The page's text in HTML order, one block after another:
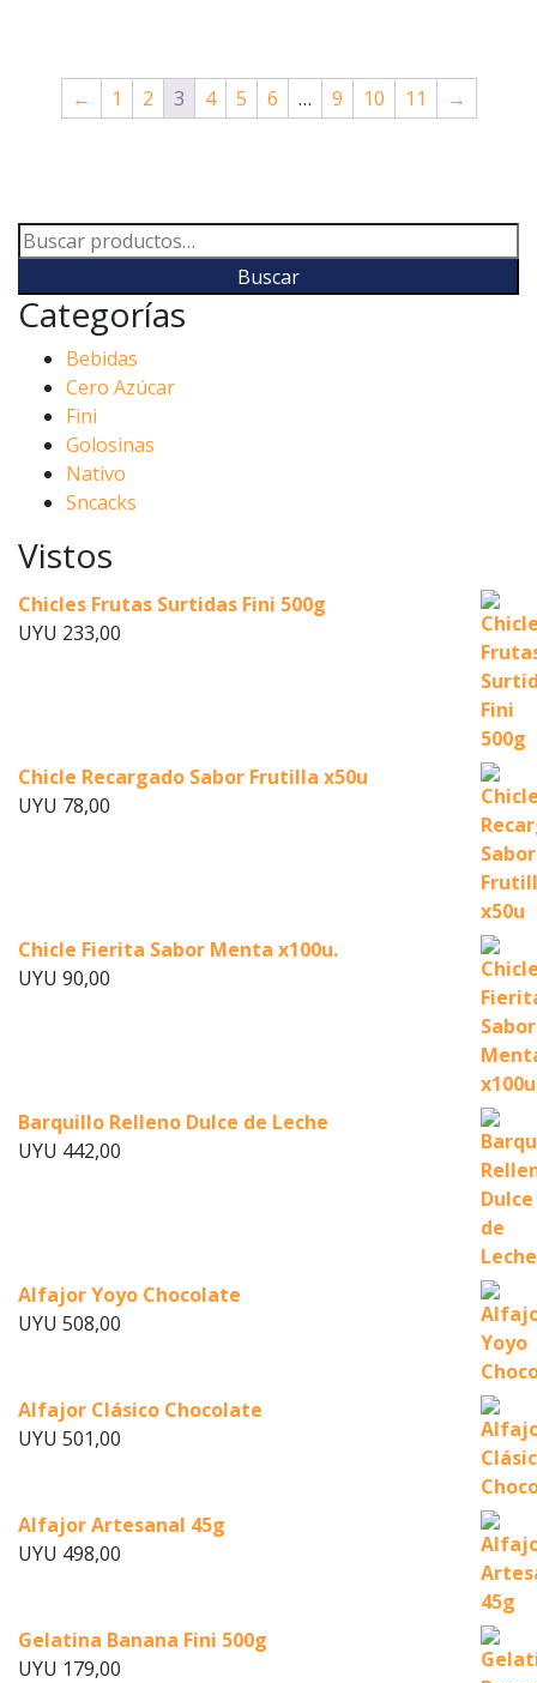
← 1 2 3 4 5 6 … 9 10 11 →
Buscar
por:
Buscar
Categorías
Bebidas
Cero Azúcar
Fini
Golosinas
Nativo
Sncacks
Vistos
Chicles Frutas Surtidas Fini 500g
UYU 233,00
Chicle Recargado Sabor Frutilla x50u
UYU 78,00
Chicle Fierita Sabor Menta x100u.
UYU 90,00
Barquillo Relleno Dulce de Leche
UYU 442,00
Alfajor Yoyo Chocolate
UYU 508,00
Alfajor Clásico Chocolate
UYU 501,00
Alfajor Artesanal 45g
UYU 498,00
Gelatina Banana Fini 500g
UYU 179,00